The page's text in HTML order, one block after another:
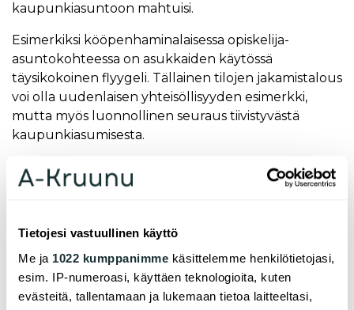
Tietojesi vastuullinen käyttö
Me ja 1022 kumppanimme käsittelemme henkilötietojasi,
esim. IP-numeroasi, käyttäen teknologioita, kuten
evästeitä, tallentamaan ja lukemaan tietoa laitteeltasi,
kaupunkiasuntoon mahtuisi.
Esimerkiksi kööpenhaminalaisessa opiskelija-
asuntokohteessa on asukkaiden käytössä
täysikokoinen flyygeli. Tällainen tilojen jakamistalous
voi olla uudenlaisen yhteisöllisyyden esimerkki,
mutta myös luonnollinen seuraus tiivistyvästä
kaupunkiasumisesta.
Yhteisöllisyydellä on asumisessa monta mittakaavaa
ja vielä auttamalla asukkaita löytämään itselleen
sopivia kämppiksiä – mahdollisuus valita kämppis
onkin tutkitusti tärkeä tekijä
. Mutta samalla
vuokranantajien on otettava koppia entistä